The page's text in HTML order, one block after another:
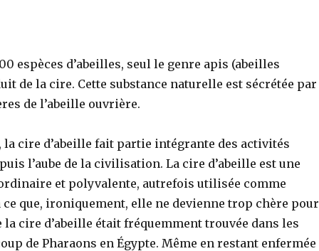
espèces d’abeilles, seul le genre apis (abeilles
de la cire. Cette substance naturelle est sécrétée par
de l’abeille ouvrière.
cire d’abeille fait partie intégrante des activités
l’aube de la civilisation. La cire d’abeille est une
et polyvalente, autrefois utilisée comme
ce que, ironiquement, elle ne devienne trop chère pour
la cire d’abeille était fréquemment trouvée dans les
de Pharaons en Égypte. Même en restant enfermée